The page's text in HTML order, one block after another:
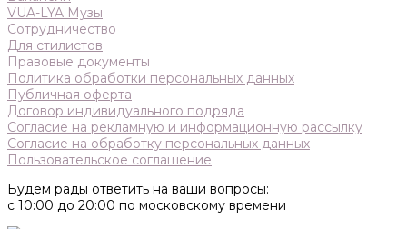
VUA-LYA Музы
Сотрудничество
Для стилистов
Правовые документы
Политика обработки персональных данных
Публичная оферта
Договор индивидуального подряда
Согласие на рекламную и информационную рассылку
Согласие на обработку персональных данных
Пользовательское соглашение
Будем рады ответить на ваши вопросы:
с 10:00 до 20:00 по московскому времени